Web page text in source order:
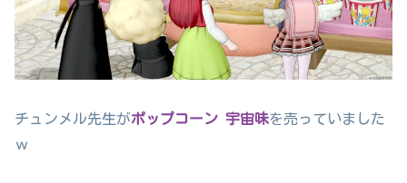
チュンメル先生がポップコーン 宇宙味を売っていました
ｗ